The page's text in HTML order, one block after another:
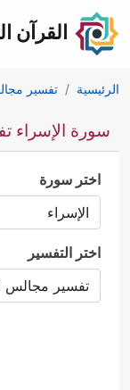
القرآن
الرئيسية تفسير
سورة الإسراء
اختر سورة
اختر التفسير